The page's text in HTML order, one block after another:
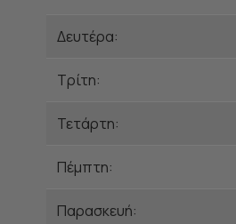
Δευτέρα:
Τρίτη:
Τετάρτη:
Πέμπτη:
Παρασκευή: